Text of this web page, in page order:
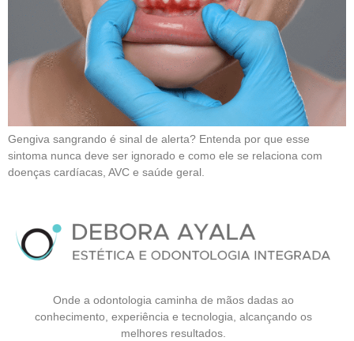
Gengiva sangrando é sinal de alerta? Entenda por que esse
sintoma nunca deve ser ignorado e como ele se relaciona com
doenças cardíacas, AVC e saúde geral.
Onde a odontologia caminha de mãos dadas ao
conhecimento, experiência e tecnologia, alcançando os
melhores resultados.